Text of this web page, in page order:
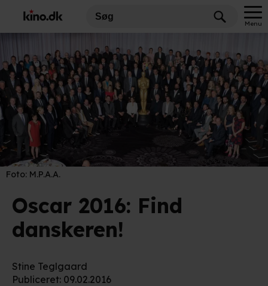
Menu
Foto: M.P.A.A.
Oscar 2016: Find
danskeren!
Stine Teglgaard
Publiceret: 09.02.2016